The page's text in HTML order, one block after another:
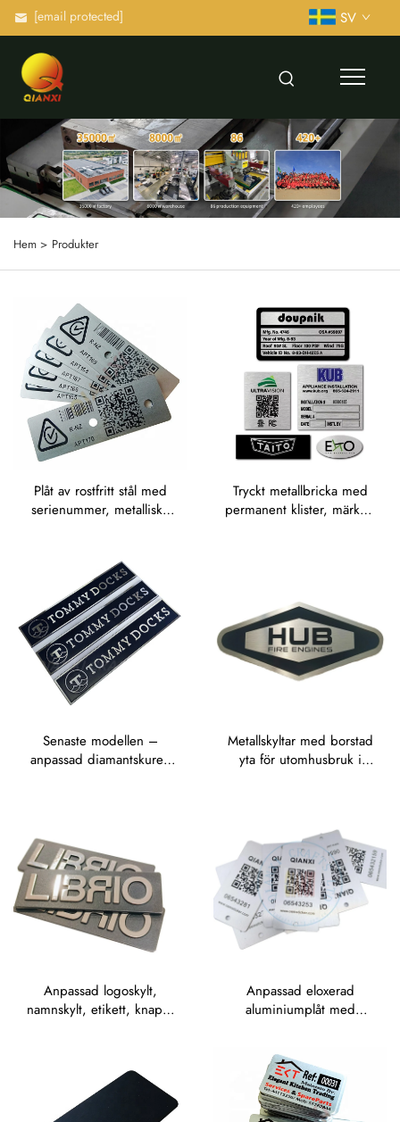
[email protected] SV
Hem > Produkter
Plåt av rostfritt stål med
serienummer, metalliska
aluminiumetiketter för
tillgångar
Tryckt metallbricka med
permanent klister, märke i
Senaste modellen –
anpassad diamantskuren
Metallskyltar med borstad
yta för utomhusbruk i
anodiserade
aluminiumskyltar, klistrade
etiketter
Anpassad logoskylt,
namnskylt, etikett, knapp,
borstad metallfinish
Anpassad eloxerad
aluminiumplåt med
metallmärkesnamn med
upphöjd
metalllogotypplatta